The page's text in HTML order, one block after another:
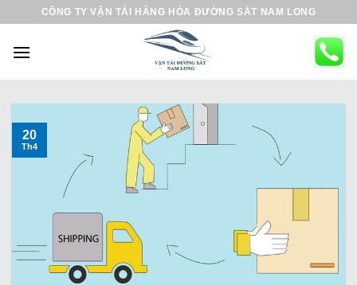
CÔNG TY VẬN TẢI HÀNG HÓA ĐƯỜNG SẮT NAM LONG
20
Th4